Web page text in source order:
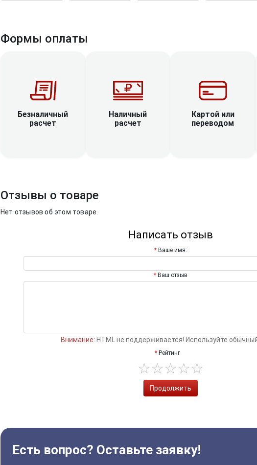
Формы оплаты
Безналичный
расчет
Наличный
расчет
Картой или
переводом
Отзывы о товаре
Нет отзывов об этом товаре.
Написать отзыв
Ваше имя:
Ваш отзыв
Внимание: HTML не поддерживается! Используйте
Рейтинг
Продолжить
Есть вопрос? Оставьте заявку!